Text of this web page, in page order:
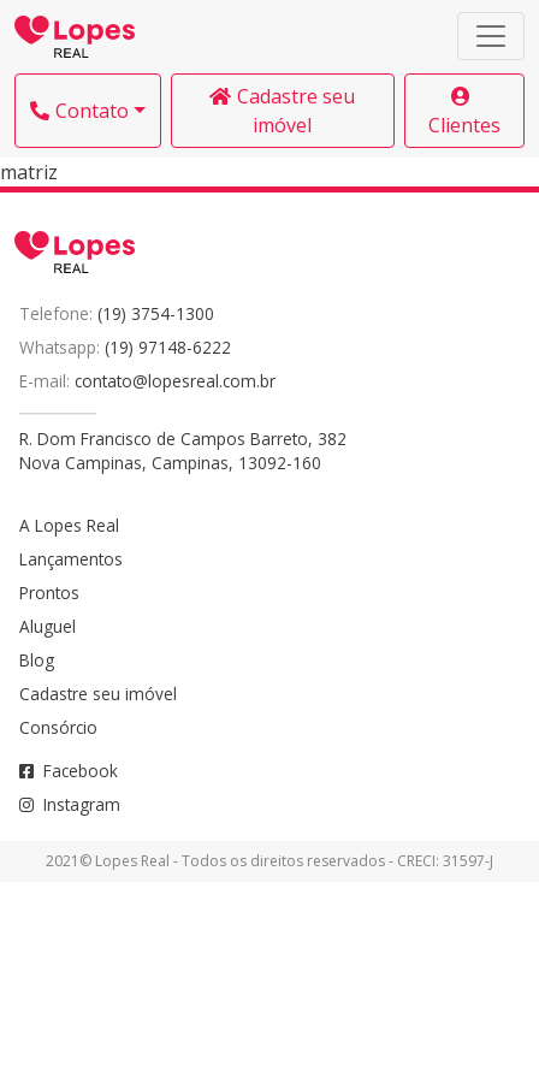
Contato
Cadastre seu
imóvel
Clientes
matriz
Telefone: (19) 3754-1300
Whatsapp: (19) 97148-6222
E-mail: contato@lopesreal.com.br
R. Dom Francisco de Campos Barreto, 382
Nova Campinas, Campinas, 13092-160
A Lopes Real
Lançamentos
Prontos
Aluguel
Blog
Cadastre seu imóvel
Consórcio
Facebook
Instagram
2021© Lopes Real - Todos os direitos reservados - CRECI: 31597-J